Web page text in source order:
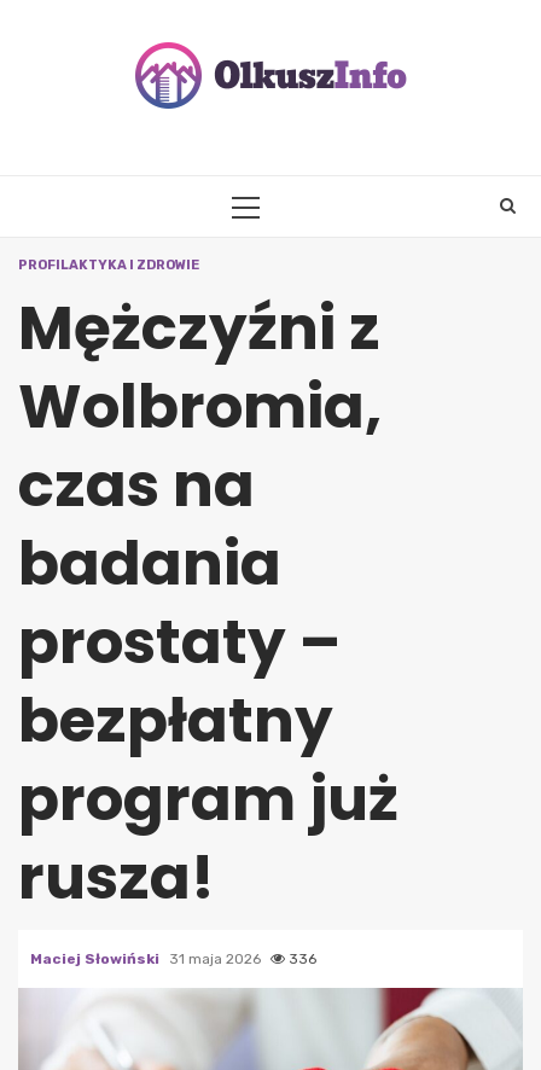
PRIMARY
PROFILAKTYKA I ZDROWIE
Mężczyźni z
Wolbromia,
czas na
badania
prostaty –
bezpłatny
program już
rusza!
Maciej Słowiński 31 maja 2026 336